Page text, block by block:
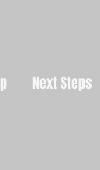
Next Steps